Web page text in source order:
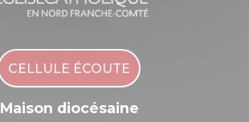
CELLULE ÉCOUTE
Maison diocésaine